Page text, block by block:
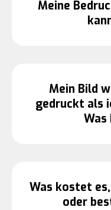
Meine
Mein Bild
gedruckt als
Was
Was kostet
oder